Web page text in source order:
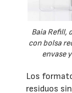
Baia Refill,
con bolsa
envase
Los
residuos